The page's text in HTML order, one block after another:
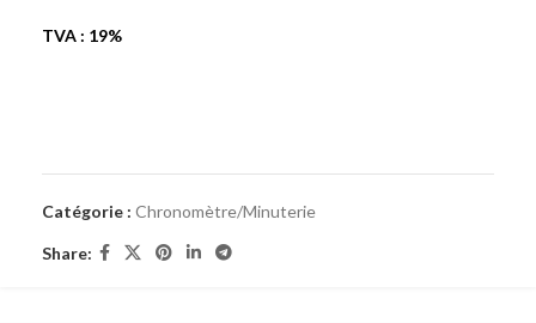
TVA : 19%
Catégorie : Chronomètre/Minuterie
Share: